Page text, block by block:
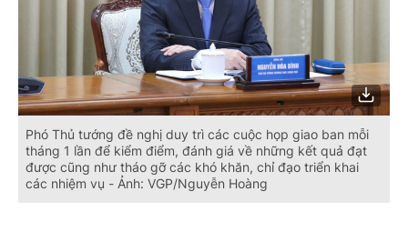
Phó Thủ tướng đề nghị duy trì các cuộc họp giao ban mỗi
tháng 1 lần để kiểm điểm, đánh giá về những kết quả đạt
được cũng như tháo gỡ các khó khăn, chỉ đạo triển khai
các nhiệm vụ - Ảnh: VGP/Nguyễn Hoàng